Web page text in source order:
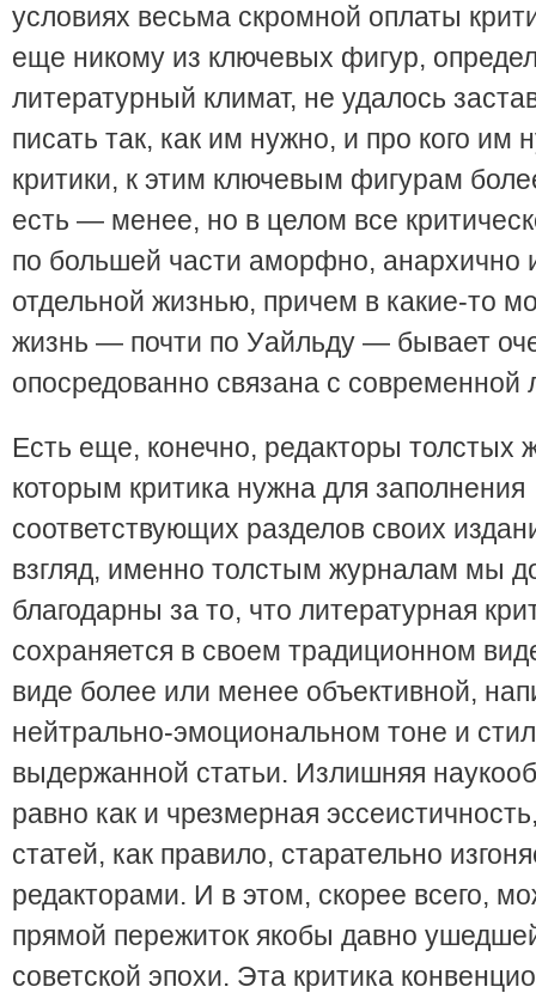
условиях весьма скромной оплаты
еще никому из ключевых фигур,
литературный климат, не удалось
писать так, как им нужно, и про кого им
критики, к этим ключевым фигурам
есть — менее, но в целом все
по большей части аморфно, анархично
отдельной жизнью, причем в какие-то
жизнь — почти по Уайльду — бывает
опосредованно связана с современной
Есть еще, конечно, редакторы толстых
которым критика нужна для заполнения
соответствующих разделов своих
взгляд, именно толстым журналам мы
благодарны за то, что литературная
сохраняется в своем традиционном
виде более или менее объективной,
нейтрально-эмоциональном тоне и
выдержанной статьи. Излишняя
равно как и чрезмерная
статей, как правило, старательно
редакторами. И в этом, скорее всего,
прямой пережиток якобы давно
советской эпохи. Эта критика